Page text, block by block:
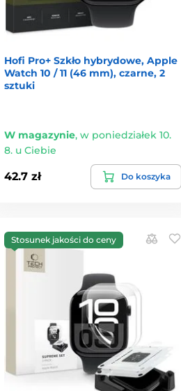
Hofi Pro+ Szkło hybrydowe, Apple
Watch 10 / 11 (46 mm), czarne, 2
sztuki
W magazynie, w poniedziałek 10.
8. u Ciebie
42.7 zł Do koszyka
Stosunek jakości do ceny